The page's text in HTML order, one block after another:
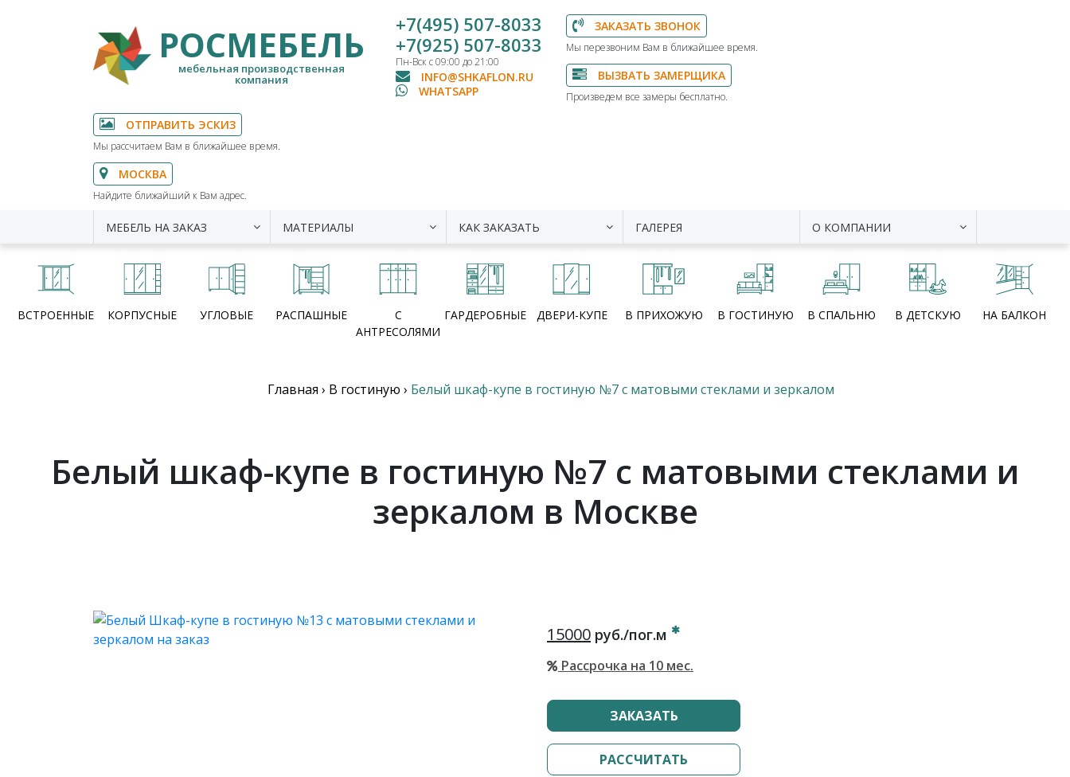
РОСМЕБЕЛЬ
мебельная производственная
компания
+7(495) 507-8033
+7(925) 507-8033
Пн-Вск с 09:00 до 21:00
INFO@SHKAFLON.RU
WHATSAPP
ЗАКАЗАТЬ ЗВОНОК
Мы перезвоним Вам в ближайшее время.
ВЫЗВАТЬ ЗАМЕРЩИКА
Произведем все замеры бесплатно.
ОТПРАВИТЬ ЭСКИЗ
Мы рассчитаем Вам в ближайшее время.
МОСКВА
Найдите ближайший к Вам адрес.
МЕБЕЛЬ НА ЗАКАЗ МАТЕРИАЛЫ КАК ЗАКАЗАТЬ ГАЛЕРЕЯ О КОМПАНИИ
ВСТРОЕННЫЕ КОРПУСНЫЕ УГЛОВЫЕ РАСПАШНЫЕ
С
АНТРЕСОЛЯМИ
ГАРДЕРОБНЫЕ ДВЕРИ-КУПЕ В ПРИХОЖУЮ В ГОСТИНУЮ В СПАЛЬНЮ В ДЕТСКУЮ НА БАЛКОН
Главная › В гостиную › Белый шкаф-купе в гостиную №7 с матовыми стеклами и зеркалом
Белый шкаф-купе в гостиную №7 с матовыми стеклами и
зеркалом в Москве
15000 руб./пог.м
Рассрочка на 10 мес.
ЗАКАЗАТЬ
РАССЧИТАТЬ